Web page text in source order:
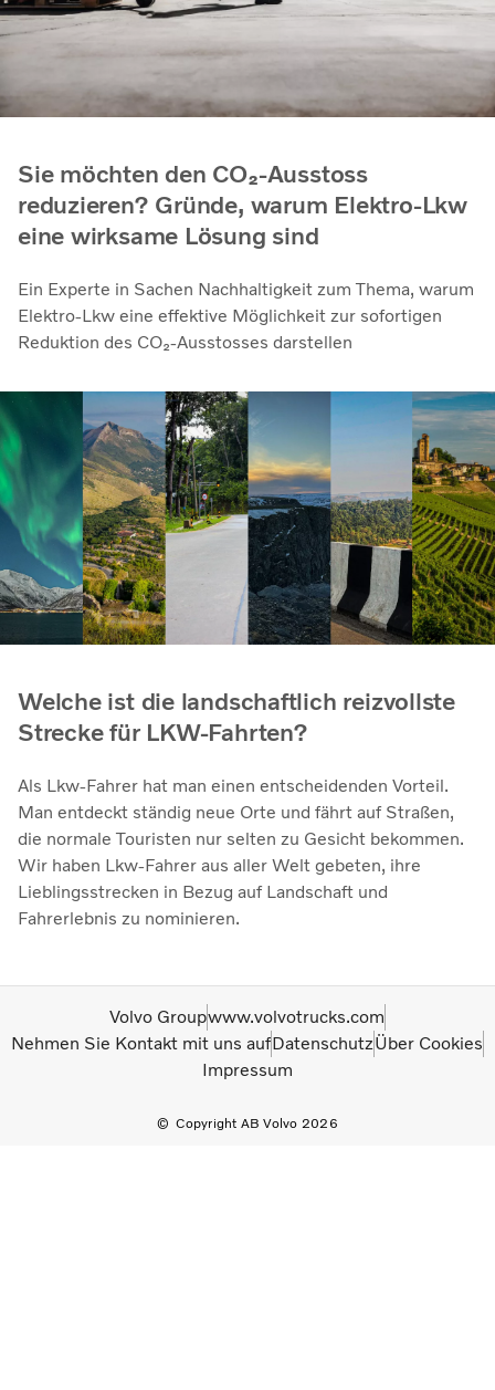
Sie möchten den CO₂-Ausstoss
reduzieren? Gründe, warum Elektro-Lkw
eine wirksame Lösung sind
Ein Experte in Sachen Nachhaltigkeit zum Thema, warum
Elektro-Lkw eine effektive Möglichkeit zur sofortigen
Reduktion des CO₂-Ausstosses darstellen
Welche ist die landschaftlich reizvollste
Strecke für LKW-Fahrten?
Als Lkw-Fahrer hat man einen entscheidenden Vorteil.
Man entdeckt ständig neue Orte und fährt auf Straßen,
die normale Touristen nur selten zu Gesicht bekommen.
Wir haben Lkw-Fahrer aus aller Welt gebeten, ihre
Lieblingsstrecken in Bezug auf Landschaft und
Fahrerlebnis zu nominieren.
Copyright AB Volvo 2026
Volvo Groupwww.volvotrucks.com
Nehmen Sie Kontakt mit uns aufDatenschutzÜber Cookies
Impressum